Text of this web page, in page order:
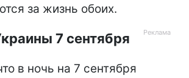
за жизнь обоих.
7 сентября
в ночь на 7 сентября